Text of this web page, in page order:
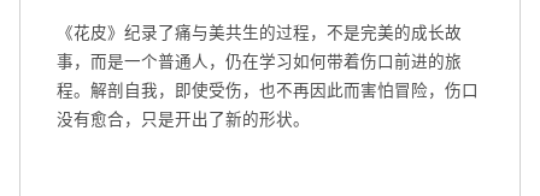
《花皮》纪录了痛与美共生的过程，不是完美的成长故
事，而是一个普通人，仍在学习如何带着伤口前进的旅
程。解剖自我，即使受伤，也不再因此而害怕冒险，伤口
没有愈合，只是开出了新的形状。